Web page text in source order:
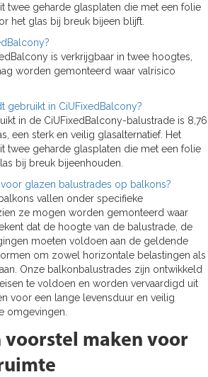
twee geharde glasplaten die met een folie
het glas bij breuk bijeen blijft.
is verkrijgbaar in twee hoogtes,
worden gemonteerd waar valrisico
gebruikt in CiUFixedBalcony?
in de CiUFixedBalcony-balustrade is 8,76
een sterk en veilig glasalternatief. Het
twee geharde glasplaten die met een folie
bij breuk bijeenhouden.
glazen balustrades op balkons?
vallen onder specifieke
ze mogen worden gemonteerd waar
dat de hoogte van de balustrade, de
moeten voldoen aan de geldende
om zowel horizontale belastingen als
Onze balkonbalustrades zijn ontwikkeld
te voldoen en worden vervaardigd uit
voor een lange levensduur en veilig
omgevingen.
voorstel maken voor